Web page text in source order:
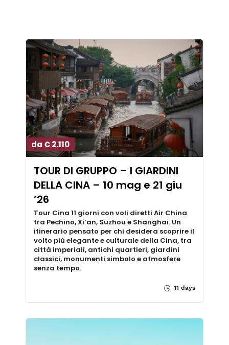
da € 2.110
TOUR DI GRUPPO – I GIARDINI
DELLA CINA – 10 mag e 21 giu
’26
Tour Cina 11 giorni con voli diretti Air China
tra Pechino, Xi’an, Suzhou e Shanghai. Un
itinerario pensato per chi desidera scoprire il
volto più elegante e culturale della Cina, tra
città imperiali, antichi quartieri, giardini
classici, monumenti simbolo e atmosfere
senza tempo.
11 days